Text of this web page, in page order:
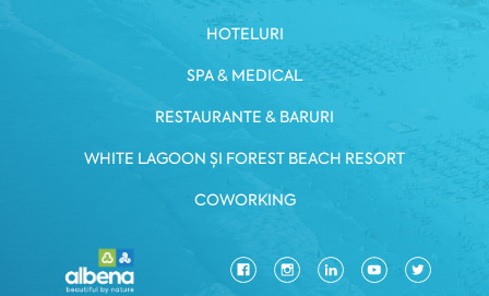
HOTELURI
SPA & MEDICAL
RESTAURANTE & BARURI
WHITE LAGOON ȘI FOREST BEACH RESORT
COWORKING